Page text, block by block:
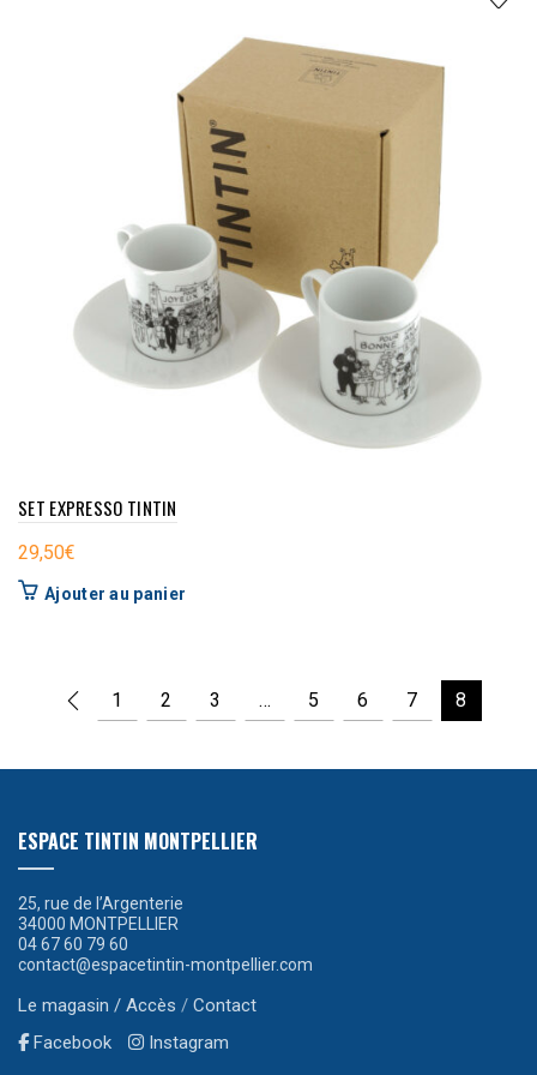
SET EXPRESSO TINTIN
29,50€
Ajouter au panier
1 2 3 … 5 6 7 8
ESPACE TINTIN MONTPELLIER
25, rue de l’Argenterie
34000 MONTPELLIER
04 67 60 79 60
contact@espacetintin-montpellier.com
Le magasin / Accès / Contact
Facebook
Instagram